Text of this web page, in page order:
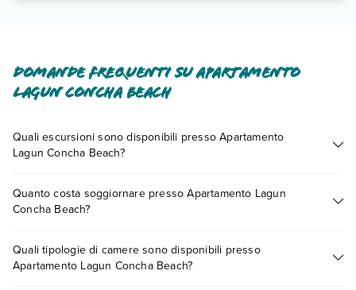
Domande frequenti su Apartamento
Lagun Concha Beach
Quali escursioni sono disponibili presso Apartamento
Lagun Concha Beach?
presso Apartamento Lagun Concha Beach. Scoprile tutte nella
sezione dedicata
Quanto costa soggiornare presso Apartamento Lagun
Concha Beach?
in base a vari fattori (per es. date, condizioni dell'hotel, ecc).
Per consultare i prezzi, compila il motore di ricerca e scegli
Quali tipologie di camere sono disponibili presso
Apartamento Lagun Concha Beach?